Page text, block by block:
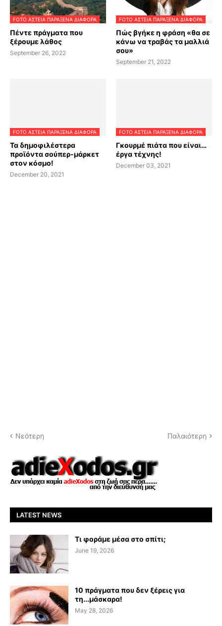
FOTO ΑΣΤΕΙΑ ΠΑΡΑΞΕΝΑ ΔΙΑΦΟΡΑ
Πέντε πράγματα που
ξέρουμε λάθος
September 26, 2022
FOTO ΑΣΤΕΙΑ ΠΑΡΑΞΕΝΑ ΔΙΑΦΟΡΑ
Πώς βγήκε η φράση «θα σε
κάνω να τραβάς τα μαλλιά
σου»
September 21, 2022
FOTO ΑΣΤΕΙΑ ΠΑΡΑΞΕΝΑ ΔΙΑΦΟΡΑ
Τα δημοφιλέστερα
προϊόντα σούπερ-μάρκετ
στον κόσμο!
December 20, 2021
FOTO ΑΣΤΕΙΑ ΠΑΡΑΞΕΝΑ ΔΙΑΦΟΡΑ
Γκουρμέ πιάτα που είναι…
έργα τέχνης!
December 03, 2021
Νεότερη Παλαιότερη
LATEST NEWS
Τι φοράμε μέσα στο σπίτι;
June 19, 2026
10 πράγματα που δεν ξέρεις για
τη...μάσκαρα!
May 28, 2026